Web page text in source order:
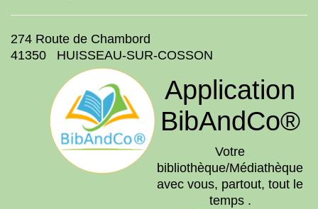
274 Route de Chambord
41350 HUISSEAU-SUR-COSSON
Application
BibAndCo®
Votre
bibliothèque/Médiathèque
avec vous, partout, tout le
temps .